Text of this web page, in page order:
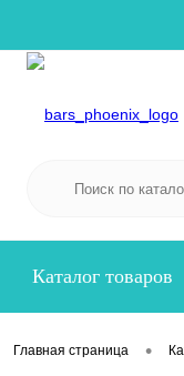
Каталог товаров
Главная страница •